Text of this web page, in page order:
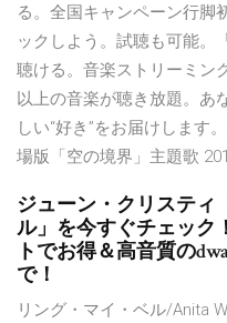
る。全国キャンペーン行脚
ックしよう。試聴も可能。
聴ける。音楽ストリーミン
以上の音楽が聴き放題。あ
しい“好き”をお届けします
場版「空の境界」主題歌
ジューン・クリスティ
ル」を今すぐチェック
トでお得＆高音質の
で！
リング・マイ・ベル/Anita